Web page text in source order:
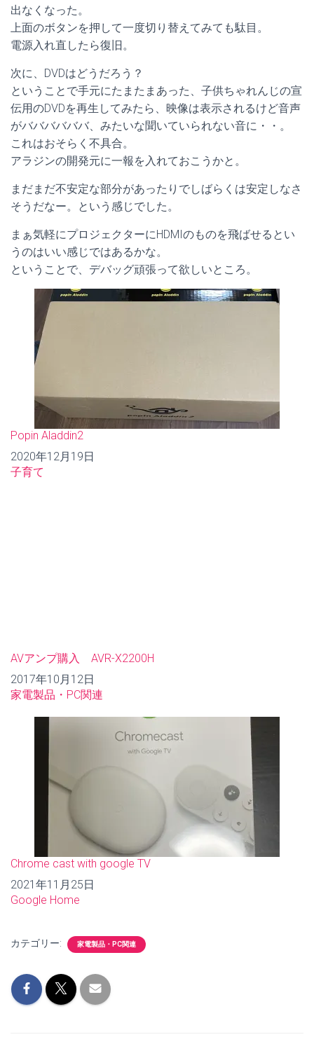
出なくなった。
上面のボタンを押して一度切り替えてみても駄目。
電源入れ直したら復旧。
次に、DVDはどうだろう？
ということで手元にたまたまあった、子供ちゃれんじの宣
伝用のDVDを再生してみたら、映像は表示されるけど音声
がババババババ、みたいな聞いていられない音に・・。
これはおそらく不具合。
アラジンの開発元に一報を入れておこうかと。
まだまだ不安定な部分があったりでしばらくは安定しなさ
そうだなー。という感じでした。
まぁ気軽にプロジェクターにHDMIのものを飛ばせるとい
うのはいい感じではあるかな。
ということで、デバッグ頑張って欲しいところ。
Popin Aladdin2
日付
2020年12月19日
関連理由
子育て
AVアンプ購入 AVR-X2200H
日付
2017年10月12日
関連理由
家電製品・PC関連
Chrome cast with google TV
日付
2021年11月25日
関連理由
Google Home
カテゴリー: 家電製品・PC関連